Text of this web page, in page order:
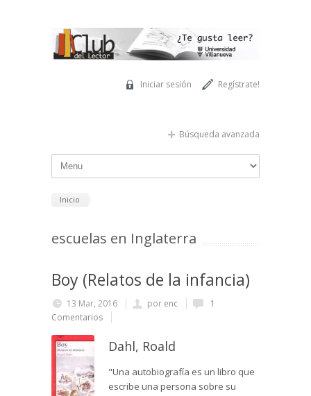
Regístrate!
Iniciar sesión
Búsqueda avanzada
Inicio
escuelas en Inglaterra
Boy (Relatos de la infancia)
13 Mar, 2016 por enc
1
Comentarios
Dahl, Roald
"Una autobiografía es un libro que
escribe una persona sobre su